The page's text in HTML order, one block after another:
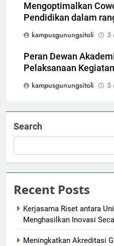
Mengoptimalkan
Pendidikan dalam
kampusgunungsitoli
3
Peran Dewan
Pelaksanaan
kampusgunungsitoli
5
Search
Recent Posts
Kerjasama Riset antara
Menghasilkan Inovasi
Meningkatkan Akreditasi